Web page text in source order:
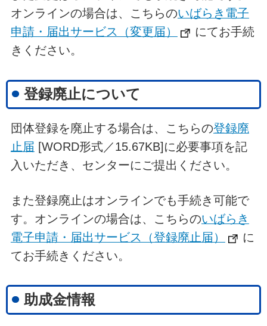
オンラインの場合は、こちらのいばらき電子
申請・届出サービス（変更届）
にてお手続
きください。
登録廃止について
団体登録を廃止する場合は、こちらの登録廃
止届 [WORD形式／15.67KB]に必要事項を記
入いただき、センターにご提出ください。
また登録廃止はオンラインでも手続き可能で
す。オンラインの場合は、こちらのいばらき
電子申請・届出サービス（登録廃止届）
に
てお手続きください。
助成金情報